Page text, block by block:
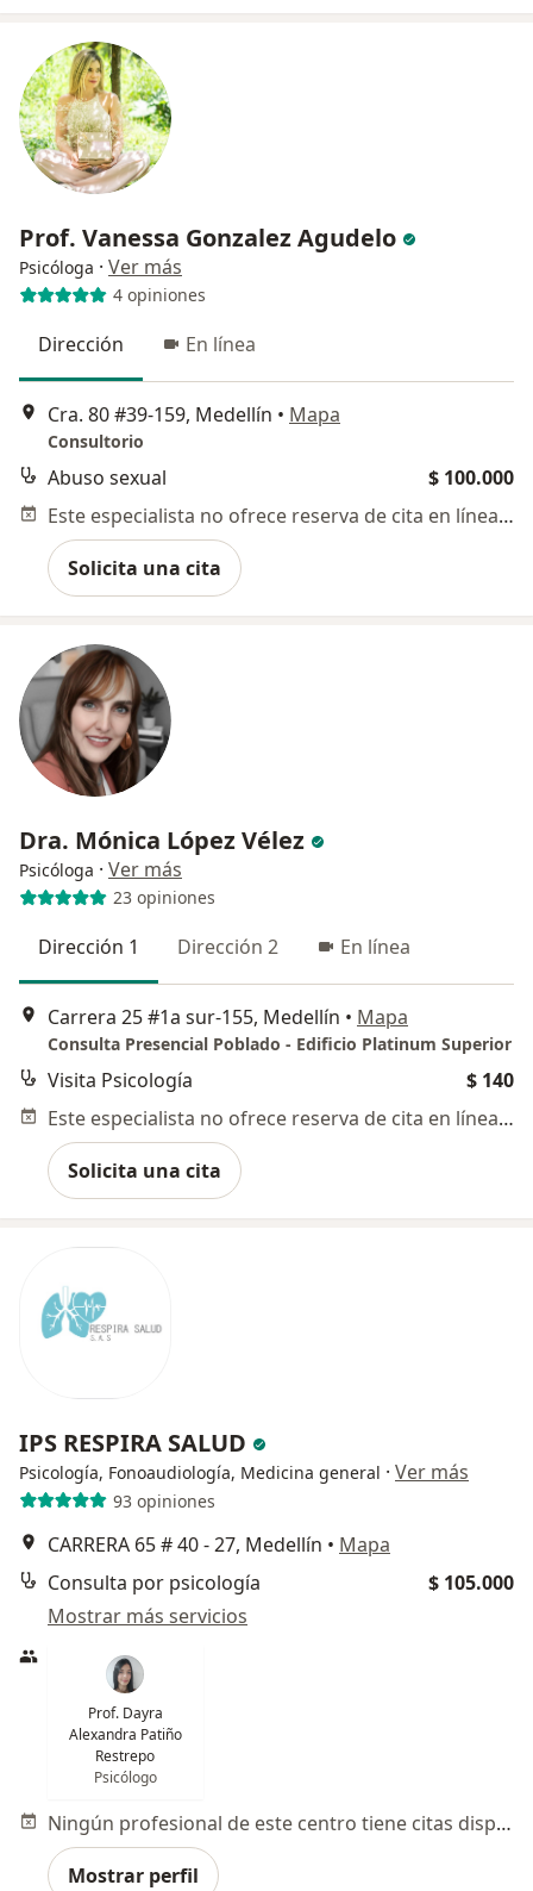
Prof. Vanessa Gonzalez Agudelo
Psicóloga · Ver más
4 opiniones
Dirección En línea
Cra. 80 #39-159, Medellín • Mapa
Consultorio
Abuso sexual
$ 100.000
Este especialista no ofrece reserva de cita en línea en esta dirección.
Solicita una cita
Dra. Mónica López Vélez
Psicóloga · Ver más
23 opiniones
Dirección 1 Dirección 2 En línea
Carrera 25 #1a sur-155, Medellín • Mapa
Consulta Presencial Poblado - Edificio Platinum Superior
Visita Psicología
$ 140
Este especialista no ofrece reserva de cita en línea en esta dirección.
Solicita una cita
IPS RESPIRA SALUD
Psicología, Fonoaudiología, Medicina general · Ver más
93 opiniones
CARRERA 65 # 40 - 27, Medellín • Mapa
Consulta por psicología
$ 105.000
Mostrar más servicios
Prof. Dayra
Alexandra Patiño
Restrepo
Psicólogo
Ningún profesional de este centro tiene citas disponibles
Mostrar perfil